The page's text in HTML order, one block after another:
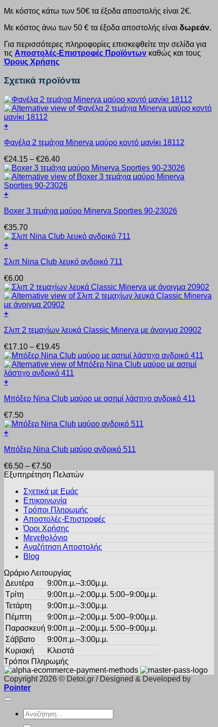
Με κόστος κάτω των 50€ τα έξοδα αποστολής είναι 2€.
Με κόστος άνω των 50 € τα έξοδα αποστολής είναι δωρεάν.
Για περισσότερες πληροφορίες επισκεφθείτε την σελίδα για
τις Αποστολές-Επιστροφές Προϊόντων καθώς και τους
Όρους Χρήσης
Σχετικά προϊόντα
+
το
έχει
πολλαπλές
παραλλαγές.
Οι
επιλογές
να
στη
σελίδα
του
προϊόντος
Φανέλα 2 τεμάχια Minerva μαύρο κοντό μανίκι 18112
€24.15 – €26.40Price
range:
€24.15
through
+
το
έχει
πολλαπλές
παραλλαγές.
επιλογές
να
επιλεγούν
στη
σελίδα
του
προϊόντος
Boxer 3 τεμάχια μαύρο Minerva Sporties 90-23026
€35.70
+
το
έχει
πολλαπλές
παραλλαγές.
Οι
επιλογές
να
στη
σελίδα
του
προϊόντος
Σλιπ Nina Club λευκό ανδρικό 711
€6.00
+
το
έχει
πολλαπλές
παραλλαγές.
Οι
επιλογές
να
στη
σελίδα
του
προϊόντος
Σλιπ 2 τεμαχίων λευκά Classic Minerva με άνοιγμα 20902
€17.10 – €19.45Price
range:
€17.10
through
+
το
έχει
πολλαπλές
παραλλαγές.
επιλογές
να
επιλεγούν
σελίδα
προϊόντος
Μπόξερ Nina Club μαύρο με ασημί λάστιχο ανδρικό 411
€7.50
+
το
έχει
πολλαπλές
επιλογές
μπορούν
επιλεγούν
σελίδα
Μπόξερ Nina Club μαύρο ανδρικό 511
€6.50 – €7.50Price
range:
through
€7.50
Εξυπηρέτηση Πελατών
Σχετικά με Εμάς
Επικοινωνία
Τρόποι Πληρωμής
Αποστολές-Επιστροφές
Όροι Χρήσης
Μεγεθολόγιο
Αναζήτηση Αποστολής
Blog
Ωράριο Λειτουργίας
Δευτέρα
9:00π.μ.–3:00μ.μ.
Τρίτη
9:00π.μ.–2:00μ.μ. 5:00–9:00μ.μ.
Τετάρτη
9:00π.μ.–3:00μ.μ.
Πέμπτη
9:00π.μ.–2:00μ.μ. 5:00–9:00μ.μ.
Παρασκευή 9:00π.μ.–2:00μ.μ. 5:00–9:00μ.μ.
Σάββατο
9:00π.μ.–3:00μ.μ.
Κυριακή
Κλειστά
Τρόποι Πληρωμής
Copyright 2026 © Detoi.gr / Designed & Developed by
Pointer
Αναζήτηση
για: